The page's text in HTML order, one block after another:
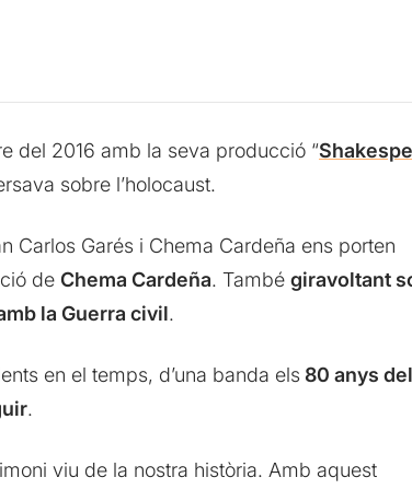
del 2016 amb la seva producció “
sobre l’holocaust.
Carlos Garés i Chema Cardeña ens porten
de Chema Cardeña. També giravoltant
la Guerra civil.
en el temps, d’una banda els80 anys del
.
viu de la nostra història. Amb aquest